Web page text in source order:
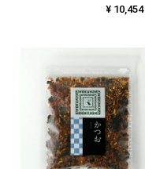
¥ 10,454